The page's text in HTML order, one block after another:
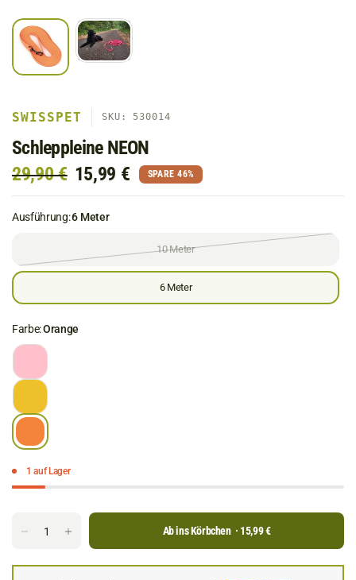
SWISSPET SKU: 530014
Schleppleine NEON
29,90 € 15,99 € SPARE 46%
Ausführung:6 Meter
10 Meter
6 Meter
Farbe:Orange
1 auf Lager
Ab ins Körbchen · 15,99 €